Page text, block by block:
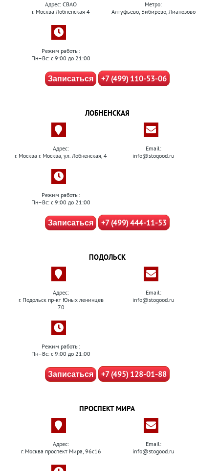
Адрес: СВАО
г. Москва Лобненская 4
Метро:
Алтуфьево, Бибирево, Лианозово
Режим работы:
Пн–Вс: с 9:00 до 21:00
Записаться +7 (499) 110-53-06
ЛОБНЕНСКАЯ
Адрес:
г. Москва г. Москва, ул. Лобненская, 4
Email:
info@stogood.ru
Режим работы:
Пн–Вс: с 9:00 до 21:00
Записаться +7 (499) 444-11-53
ПОДОЛЬСК
Адрес:
г. Подольск пр-кт Юных ленинцев
70
Email:
info@stogood.ru
Режим работы:
Пн–Вс: с 9:00 до 21:00
Записаться +7 (495) 128-01-88
ПРОСПЕКТ МИРА
Адрес:
г. Москва проспект Мира, 96с16
Email:
info@stogood.ru